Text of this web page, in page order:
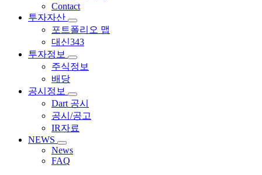
Contact
투자자산
포트폴리오 맵
대신343
투자정보
주식정보
배당
공시정보
Dart 공시
공시/공고
IR자료
NEWS
News
FAQ